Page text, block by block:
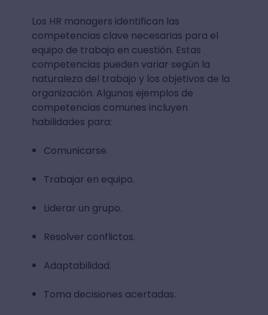
Los HR managers identifican las
competencias clave necesarias para el
equipo de trabajo en cuestión. Estas
competencias pueden variar según la
naturaleza del trabajo y los objetivos de la
organización. Algunos ejemplos de
competencias comunes incluyen
habilidades para:
Comunicarse.
Trabajar en equipo.
Liderar un grupo.
Resolver conflictos.
Adaptabilidad.
Toma decisiones acertadas.